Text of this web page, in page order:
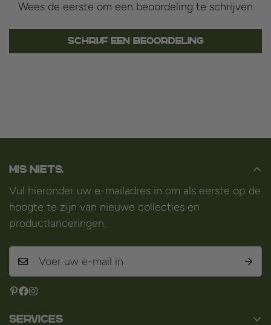
Wees de eerste om een beoordeling te schrijven
Schrijf een beoordeling
Mis niets.
Vul hieronder uw e-mailadres in om als eerste op de
hoogte te zijn van nieuwe collecties en
productlanceringen.
Services